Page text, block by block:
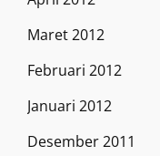
Maret 2012
Februari 2012
Januari 2012
Desember 2011